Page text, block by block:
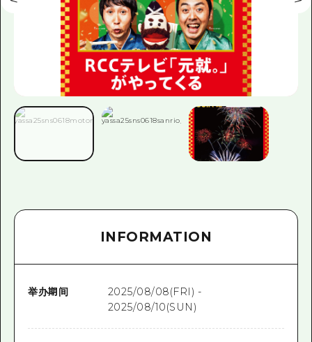
INFORMATION
举办期间
2025/08/08(FRI) -
2025/08/10(SUN)